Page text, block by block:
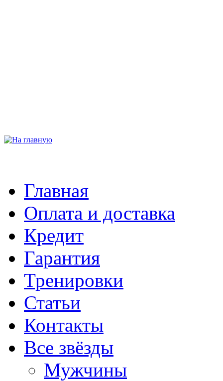
Главная
Оплата и доставка
Кредит
Гарантия
Тренировки
Статьи
Контакты
Все звёзды
Мужчины